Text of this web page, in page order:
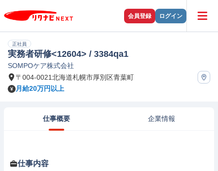
会員登録 ログイン
正社員
実務者研修<12604> / 3384qa1
SOMPOケア株式会社
〒004-0021北海道札幌市厚別区青葉町
月給20万円以上
仕事概要 企業情報
仕事内容